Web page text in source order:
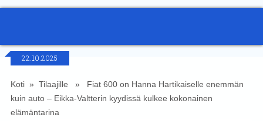
22.10.2025
Koti» Tilaajille » Fiat 600 on Hanna Hartikaiselle enemmän
kuin auto – Eikka-Valtterin kyydissä kulkee kokonainen
elämäntarina